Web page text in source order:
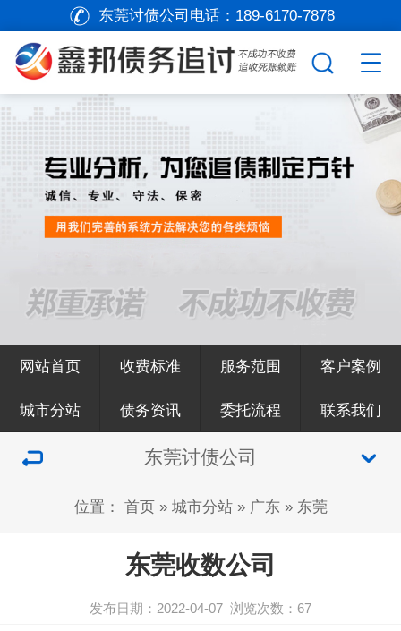
东莞讨债公司电话： 189-6170-7878
网站首页 收费标准 服务范围 客户案例
城市分站 债务资讯 委托流程 联系我们
东莞讨债公司
位置： 首页» 城市分站» 广东» 东莞
东莞收数公司
发布日期：2022-04-07 浏览次数： 67